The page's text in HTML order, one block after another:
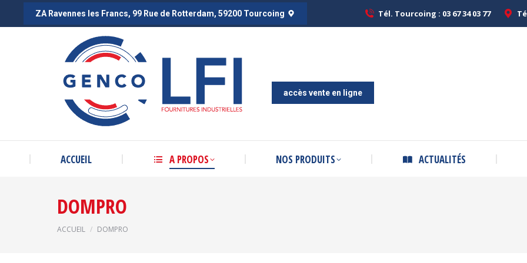
ZA Ravennes les Francs, 99 Rue de Rotterdam, 59200 Tourcoing Tél. Tourcoing : 03 67 34 03 77
accès vente en ligne
ACCUEIL A PROPOS NOS PRODUITS ACTUALITÉS
DOMPRO
Vous êtes ici :
ACCUEIL DOMPRO
ZA Ravennes les Francs, 99 Rue de Rotterdam, 59200 Tourcoing Tél. Tourcoing : 03 67 34 03 77
ACCUEIL A PROPOS